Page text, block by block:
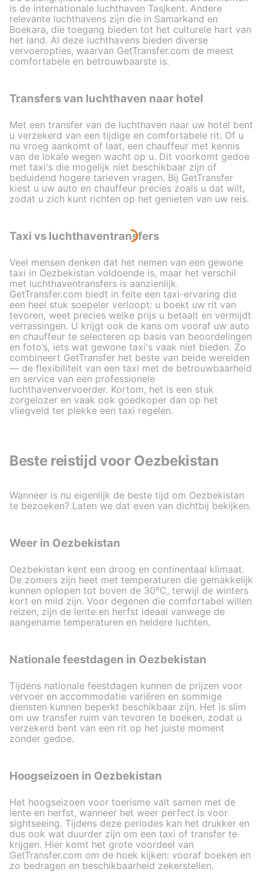
is de internationale luchthaven Tasjkent. Andere
relevante luchthavens zijn die in Samarkand en
Boekara, die toegang bieden tot het culturele hart van
het land. Al deze luchthavens bieden diverse
vervoeropties, waarvan GetTransfer.com de meest
comfortabele en betrouwbaarste is.
Transfers van luchthaven naar hotel
Met een transfer van de luchthaven naar uw hotel bent
u verzekerd van een tijdige en comfortabele rit. Of u
nu vroeg aankomt of laat, een chauffeur met kennis
van de lokale wegen wacht op u. Dit voorkomt gedoe
met taxi's die mogelijk niet beschikbaar zijn of
beduidend hogere tarieven vragen. Bij GetTransfer
kiest u uw auto en chauffeur precies zoals u dat wilt,
zodat u zich kunt richten op het genieten van uw reis.
Taxi vs luchthaventransfers
Veel mensen denken dat het nemen van een gewone
taxi in Oezbekistan voldoende is, maar het verschil
met luchthaventransfers is aanzienlijk.
GetTransfer.com biedt in feite een taxi-ervaring die
een heel stuk soepeler verloopt: u boekt uw rit van
tevoren, weet precies welke prijs u betaalt en vermijdt
verrassingen. U krijgt ook de kans om vooraf uw auto
en chauffeur te selecteren op basis van beoordelingen
en foto’s, iets wat gewone taxi's vaak niet bieden. Zo
combineert GetTransfer het beste van beide werelden
— de flexibiliteit van een taxi met de betrouwbaarheid
en service van een professionele
luchthavenvervoerder. Kortom, het is een stuk
zorgelozer en vaak ook goedkoper dan op het
vliegveld ter plekke een taxi regelen.
Beste reistijd voor Oezbekistan
Wanneer is nu eigenlijk de beste tijd om Oezbekistan
te bezoeken? Laten we dat even van dichtbij bekijken.
Weer in Oezbekistan
Oezbekistan kent een droog en continentaal klimaat.
De zomers zijn heet met temperaturen die gemakkelijk
kunnen oplopen tot boven de 30°C, terwijl de winters
kort en mild zijn. Voor degenen die comfortabel willen
reizen, zijn de lente en herfst ideaal vanwege de
aangename temperaturen en heldere luchten.
Nationale feestdagen in Oezbekistan
Tijdens nationale feestdagen kunnen de prijzen voor
vervoer en accommodatie variëren en sommige
diensten kunnen beperkt beschikbaar zijn. Het is slim
om uw transfer ruim van tevoren te boeken, zodat u
verzekerd bent van een rit op het juiste moment
zonder gedoe.
Hoogseizoen in Oezbekistan
Het hoogseizoen voor toerisme valt samen met de
lente en herfst, wanneer het weer perfect is voor
sightseeing. Tijdens deze periodes kan het drukker en
dus ook wat duurder zijn om een taxi of transfer te
krijgen. Hier komt het grote voordeel van
GetTransfer.com om de hoek kijken: vooraf boeken en
zo bedragen en beschikbaarheid zekerstellen.